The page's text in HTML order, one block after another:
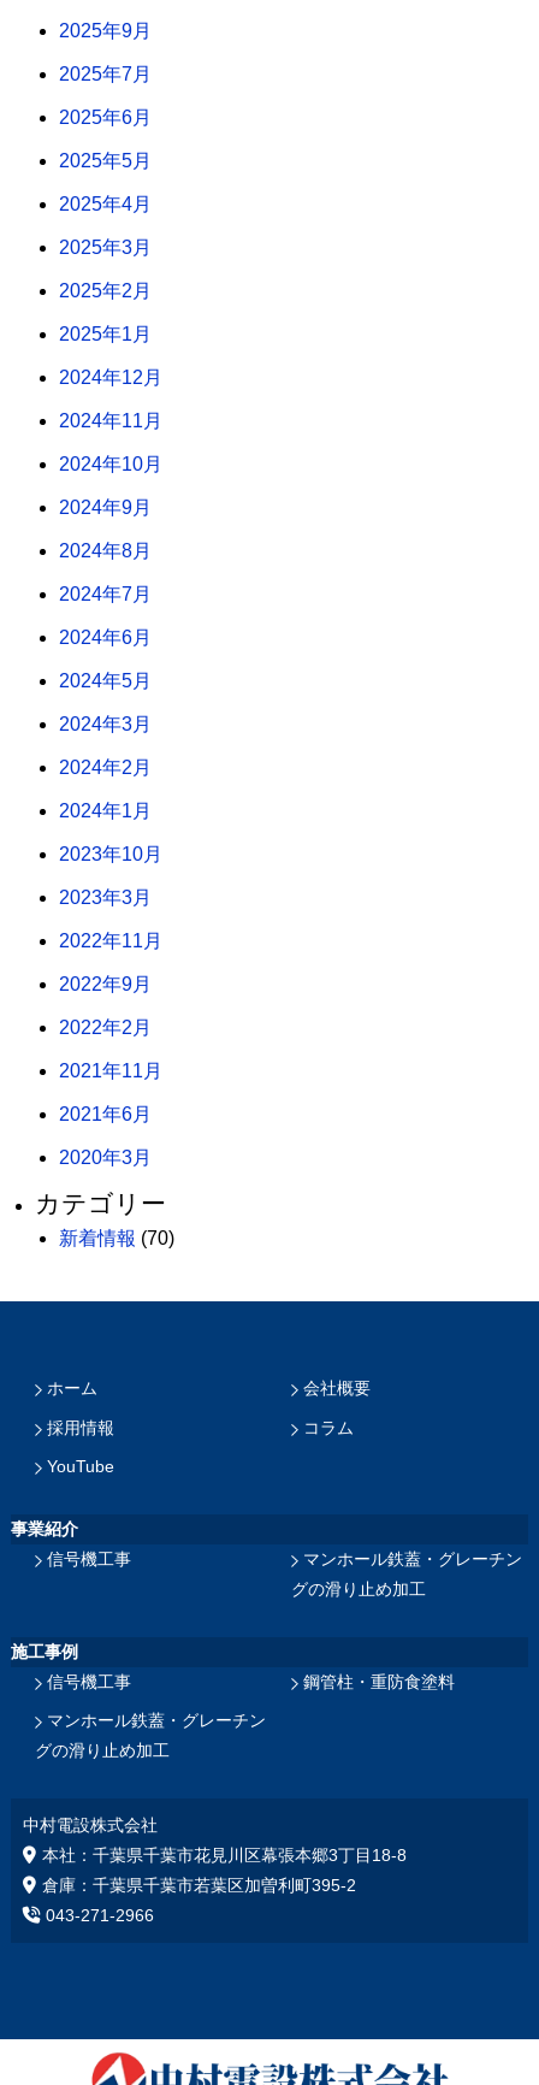
2025年9月
2025年7月
2025年6月
2025年5月
2025年4月
2025年3月
2025年2月
2025年1月
2024年12月
2024年11月
2024年10月
2024年9月
2024年8月
2024年7月
2024年6月
2024年5月
2024年3月
2024年2月
2024年1月
2023年10月
2023年3月
2022年11月
2022年9月
2022年2月
2021年11月
2021年6月
2020年3月
カテゴリー
新着情報 (70)
ホーム 会社概要
採用情報 コラム
YouTube
事業紹介
信号機工事
マンホール鉄蓋・グレーチン
グの滑り止め加工
施工事例
信号機工事
鋼管柱・重防食塗料
マンホール鉄蓋・グレーチン
グの滑り止め加工
中村電設株式会社
本社：千葉県千葉市花見川区幕張本郷3丁目18‐8
倉庫：千葉県千葉市若葉区加曽利町395-2
043-271-2966